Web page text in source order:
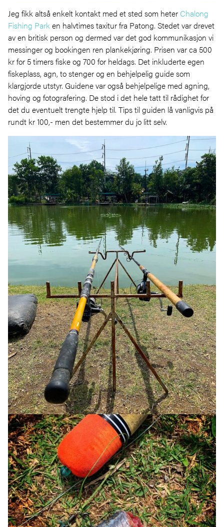
Jeg fikk altså enkelt kontakt med et sted som heter Chalong
Fishing Parken halvtimes taxitur fra Patong. Stedet var drevet
av en britisk person og dermed var det god kommunikasjon vi
messinger og bookingen ren plankekjøring. Prisen var ca 500
kr for 5 timers fiske og 700 for heldags. Det inkluderte egen
fiskeplass, agn, to stenger og en behjelpelig guide som
klargjorde utstyr. Guidene var også behjelpelige med agning,
hoving og fotografering. De stod i det hele tatt til rådighet for
det du eventuelt trengte hjelp til. Tips til guiden lå vanligvis på
rundt kr 100,- men det bestemmer du jo litt selv.